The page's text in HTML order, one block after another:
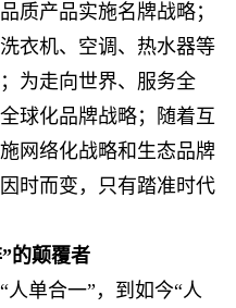
质产品实施名牌战略；
衣机、空调、热水器等
为走向世界、服务全
球化品牌战略；随着互
网络化战略和生态品牌
时而变，只有踏准时代
的颠覆者
人单合一”，到如今“人